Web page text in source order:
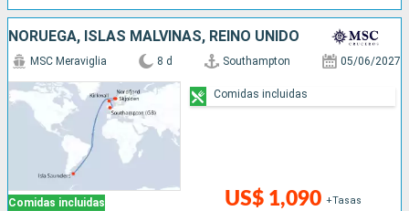
NORUEGA, ISLAS MALVINAS, REINO UNIDO
Comidas incluidas
MSC Meraviglia 8 d Southampton 05/06/2027
US$ 1,090 +Tasas
Comidas incluidas